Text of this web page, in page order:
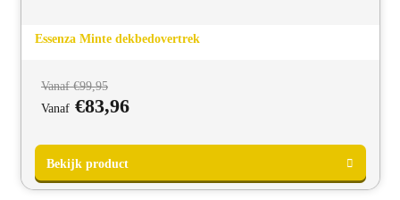
Bekijk product
Essenza Minte dekbedovertrek
Vanaf €99,95
Vanaf €83,96